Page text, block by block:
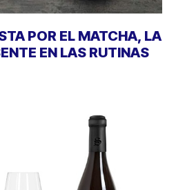
POR EL MATCHA, LA
EN LAS RUTINAS